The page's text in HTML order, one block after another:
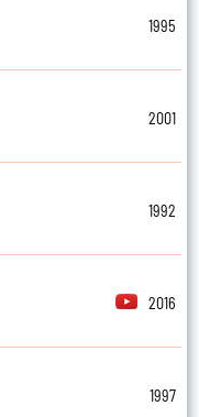
1995
2001
1992
2016
1997